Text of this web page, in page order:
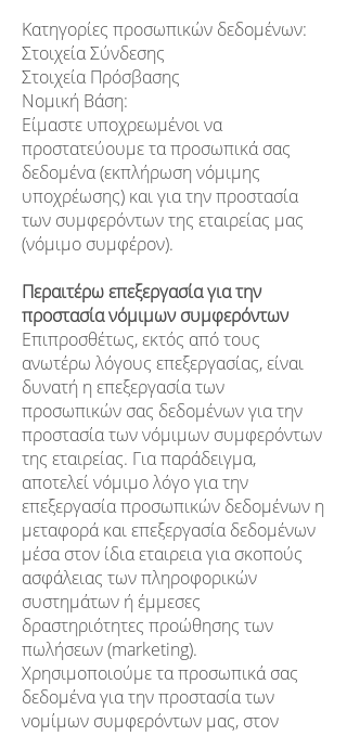
Κατηγορίες προσωπικών δεδομένων:
Στοιχεία Σύνδεσης
Στοιχεία Πρόσβασης
Νομική Βάση:
Είμαστε υποχρεωμένοι να
προστατεύουμε τα προσωπικά σας
δεδομένα (εκπλήρωση νόμιμης
υποχρέωσης) και για την προστασία
των συμφερόντων της εταιρείας μας
(νόμιμο συμφέρον).
Περαιτέρω επεξεργασία για την
προστασία νόμιμων συμφερόντων
Επιπροσθέτως, εκτός από τους
ανωτέρω λόγους επεξεργασίας, είναι
δυνατή η επεξεργασία των
προσωπικών σας δεδομένων για την
προστασία των νόμιμων συμφερόντων
της εταιρείας. Για παράδειγμα,
αποτελεί νόμιμο λόγο για την
επεξεργασία προσωπικών δεδομένων η
μεταφορά και επεξεργασία δεδομένων
μέσα στον ίδια εταιρεια για σκοπούς
ασφάλειας των πληροφορικών
συστημάτων ή έμμεσες
δραστηριότητες προώθησης των
πωλήσεων (marketing).
Χρησιμοποιούμε τα προσωπικά σας
δεδομένα για την προστασία των
νομίμων συμφερόντων μας, στον